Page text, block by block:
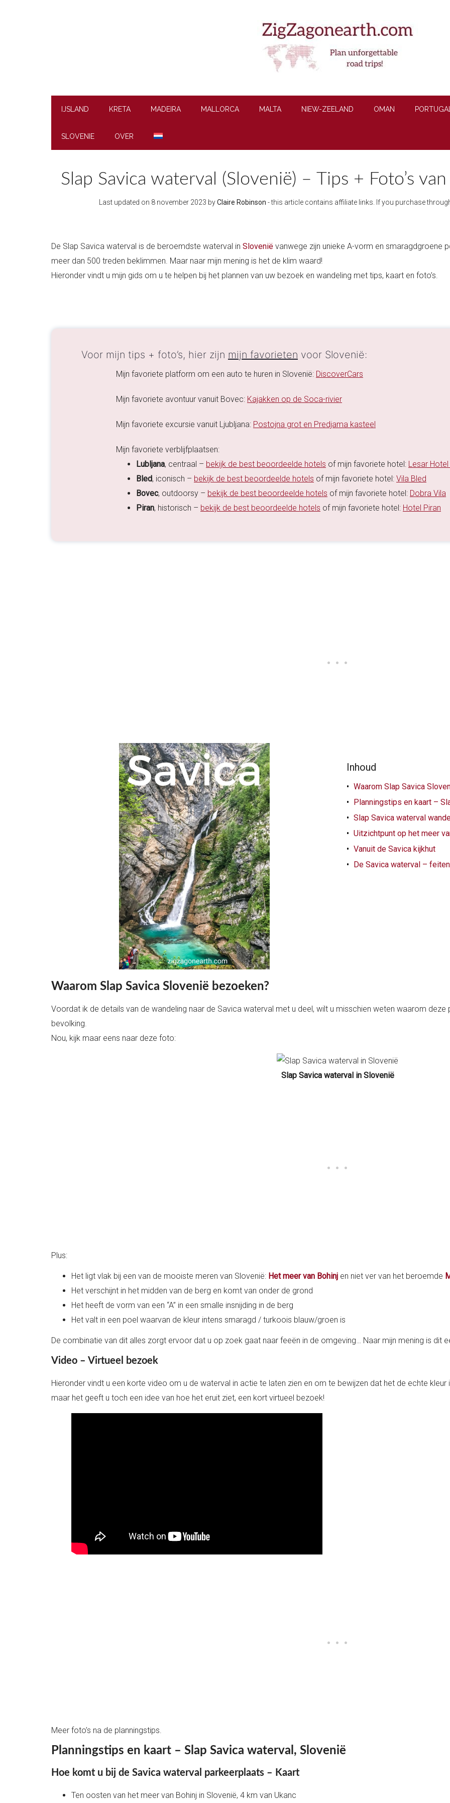
IJSLAND KRETA MADEIRA MALLORCA MALTA NIEW-ZEELAND OMAN PORTUGAL
SLOVENIE OVER
Slap Savica waterval (Slovenië) – Tips + Foto’s
Last updated on 8 november 2023 byClaire Robinson - this article contains affiliate links. If you purchase
De Slap Savica waterval is de beroemdste waterval in Slovenië vanwege zijn unieke A-vorm en smaragdgroene
meer dan 500 treden beklimmen. Maar naar mijn mening is het de klim waard!
Hieronder vindt u mijn gids om u te helpen bij het plannen van uw bezoek en wandeling met tips, kaart en foto’s.
Voor mijn tips + foto’s, hier zijn mijn favorieten voor Slovenië:
Mijn favoriete platform om een auto te huren in Slovenië: DiscoverCars
Mijn favoriete avontuur vanuit Bovec: Kajakken op de Soca-rivier
Mijn favoriete excursie vanuit Ljubljana: Postojna grot en Predjama kasteel
Mijn favoriete verblijfplaatsen:
Lubljana, centraal – bekijk de best beoordeelde hotels of mijn favoriete hotel: Lesar Hotel
Bled, iconisch – bekijk de best beoordeelde hotels of mijn favoriete hotel: Vila Bled
Bovec, outdoorsy – bekijk de best beoordeelde hotels of mijn favoriete hotel: Dobra Vila
Piran, historisch – bekijk de best beoordeelde hotels of mijn favoriete hotel: Hotel Piran
Inhoud
Waarom Slap Savica
Planningstips en kaart –
Slap Savica waterval
Uitzichtpunt op het meer
Vanuit de Savica kijkhut
De Savica waterval –
Waarom Slap Savica Slovenië bezoeken?
Voordat ik de details van de wandeling naar de Savica waterval met u deel, wilt u misschien weten waarom
bevolking.
Nou, kijk maar eens naar deze foto:
Slap Savica waterval in Slovenië
Plus:
Het ligt vlak bij een van de mooiste meren van Slovenië: Het meer van Bohinj en niet ver van het beroemde
Het verschijnt in het midden van de berg en komt van onder de grond
Het heeft de vorm van een “A” in een smalle insnijding in de berg
Het valt in een poel waarvan de kleur intens smaragd / turkoois blauw/groen is
De combinatie van dit alles zorgt ervoor dat u op zoek gaat naar feeën in de omgeving… Naar mijn mening is dit
Video – Virtueel bezoek
Hieronder vindt u een korte video om u de waterval in actie te laten zien en om te bewijzen dat het de echte
maar het geeft u toch een idee van hoe het eruit ziet, een kort virtueel bezoek!
Meer foto’s na de planningstips.
Planningstips en kaart – Slap Savica waterval, Slovenië
Hoe komt u bij de Savica waterval parkeerplaats – Kaart
Ten oosten van het meer van Bohinj in Slovenië, 4 km van Ukanc